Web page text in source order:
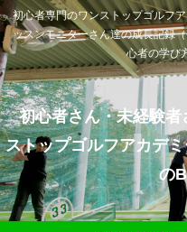
初心者専門のワンストップゴルフ
ッスンモニターさん達の成長記録
心者の学び
初心者さん・未経験
ストップゴルフアカデ
の